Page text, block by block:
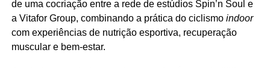
de uma cocriação entre a rede de estúdios Spin’n Soul e
a Vitafor Group, combinando a prática do ciclismo indoor
com experiências de nutrição esportiva, recuperação
muscular e bem-estar.